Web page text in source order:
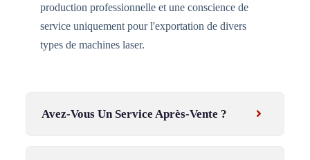
production professionnelle et une conscience de
service uniquement pour l'exportation de divers
types de machines laser.
Avez-Vous Un Service Après-Vente ?